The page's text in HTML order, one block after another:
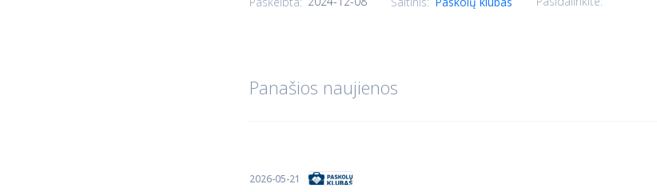
Panašios naujienos
2026-05-21